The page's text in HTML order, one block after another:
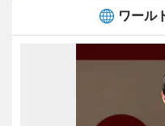
ワール